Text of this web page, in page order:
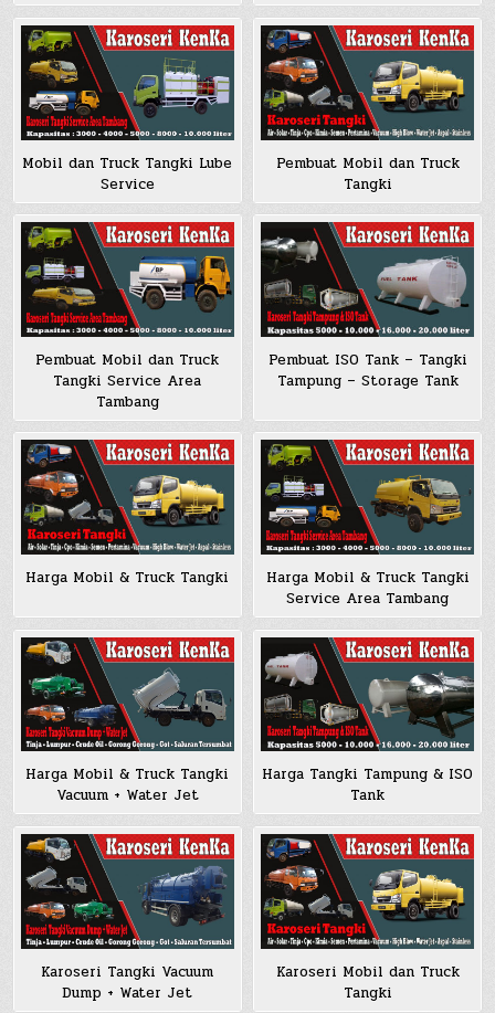
Mobil dan Truck Tangki Lube
Service
Pembuat Mobil dan Truck
Tangki
Pembuat Mobil dan Truck
Tangki Service Area
Tambang
Pembuat ISO Tank – Tangki
Tampung – Storage Tank
Harga Mobil & Truck Tangki
Harga Mobil & Truck Tangki
Service Area Tambang
Harga Mobil & Truck Tangki
Vacuum + Water Jet
Harga Tangki Tampung & ISO
Tank
Karoseri Tangki Vacuum
Dump + Water Jet
Karoseri Mobil dan Truck
Tangki